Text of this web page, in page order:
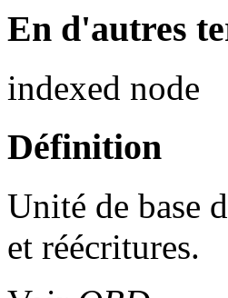
En d'autres
indexed node
Définition
Unité de base
et réécritures.